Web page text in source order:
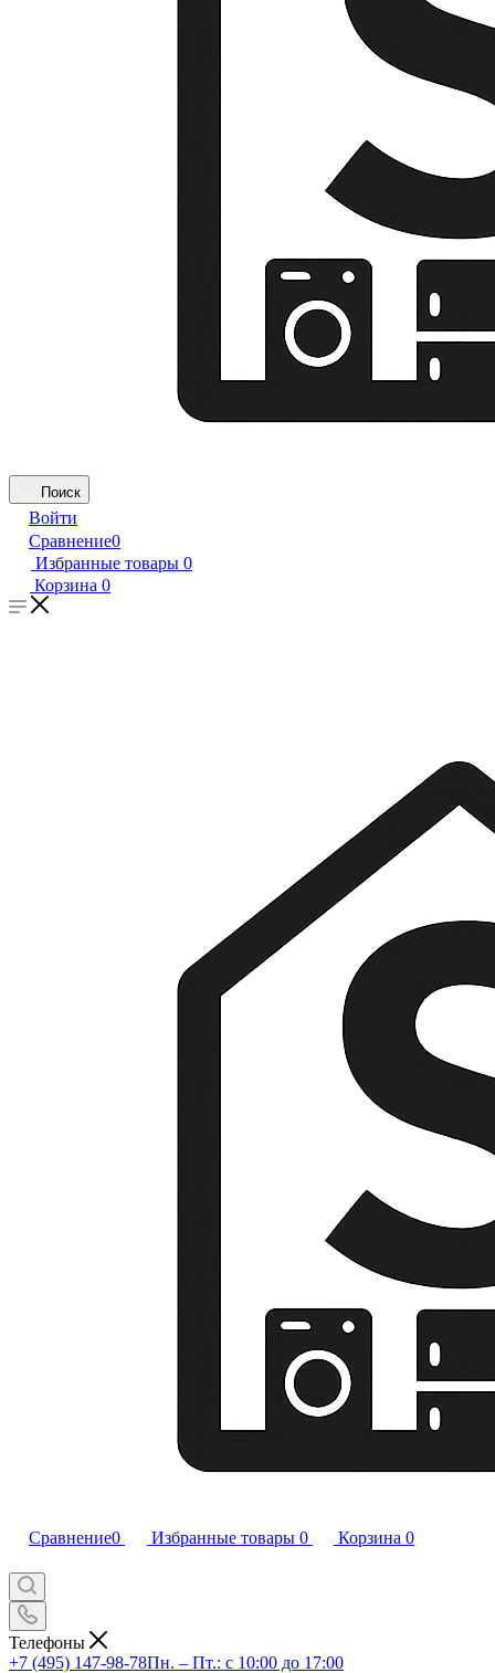
Поиск
Войти
Сравнение0
Избранные товары 0
Корзина 0
Сравнение0 Избранные товары 0 Корзина 0
Телефоны
+7 (495) 147-98-78Пн. – Пт.: с 10:00 до 17:00